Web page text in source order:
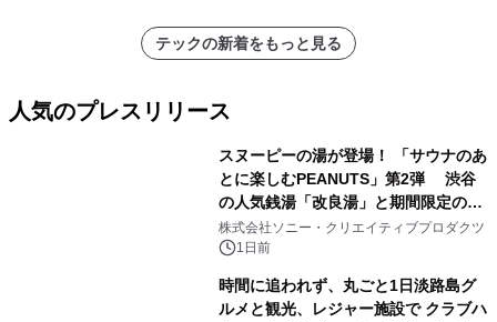
アーティストを フィーチャーしたアニ
メーションを公開～
テックの新着をもっと見る
人気のプレスリリース
スヌーピーの湯が登場！ 「サウナのあ
とに楽しむPEANUTS」第2弾 渋谷
の人気銭湯「改良湯」と期間限定のコ
ラボレーション サウナイキタイコラ
ボグッズも発売決定！
株式会社ソニー・クリエイティブプロダクツ
1日前
時間に追われず、丸ごと1日淡路島グ
ルメと観光、レジャー施設で クラブハ